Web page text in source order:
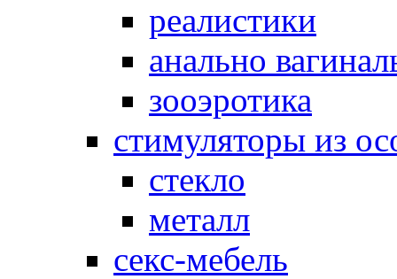
реалистики
анально
зооэротика
стимуляторы из
стекло
металл
секс-мебель